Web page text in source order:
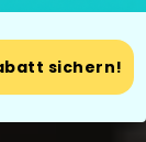
sichern!